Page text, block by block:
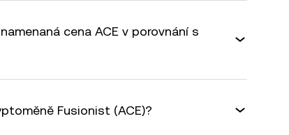
cena ACE v porovnání s
Fusionist (ACE)?